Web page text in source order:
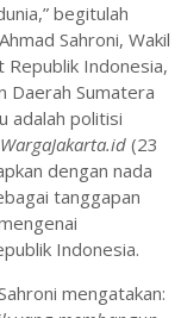
begitulah
Sahroni, Wakil
Republik Indonesia,
Daerah Sumatera
adalah politisi
WargaJakarta.id(23
dengan nada
tanggapan
Indonesia.
mengatakan: